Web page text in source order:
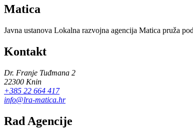
Matica
Javna ustanova Lokalna razvojna agencija Matica pruža
Kontakt
Dr. Franje Tuđmana 2
22300 Knin
+385 22 664 417
info@lra-matica.hr
Rad Agencije